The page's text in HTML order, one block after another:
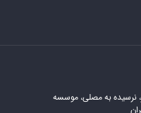
نرسیده به مصلی، موسسه